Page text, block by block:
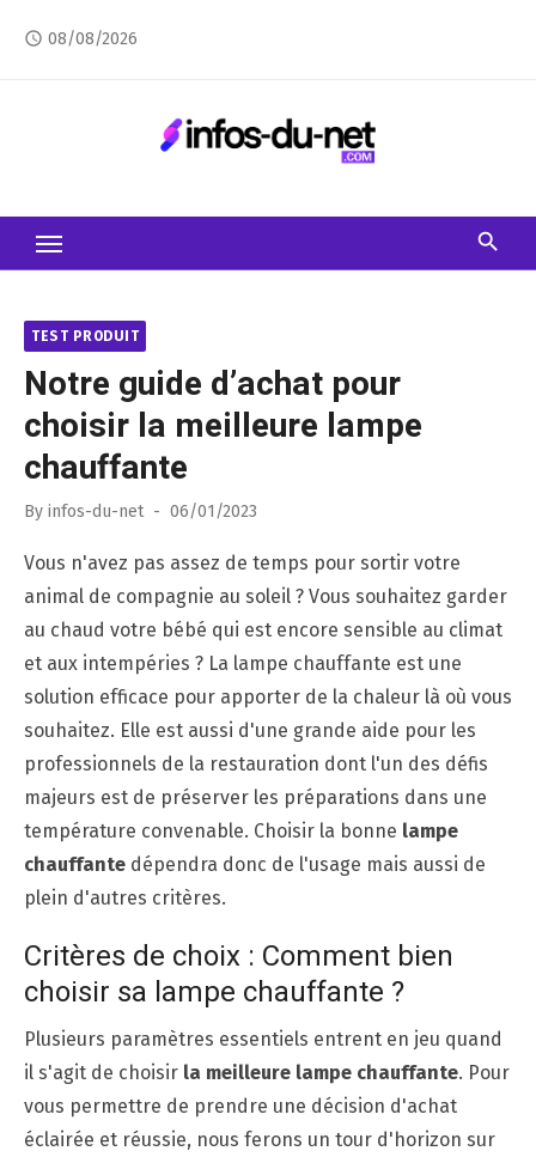
access_time 08/08/2026
TEST PRODUIT
Notre guide d’achat pour
choisir la meilleure lampe
chauffante
By infos-du-net
Posted
06/01/2023
Vous n'avez pas assez de temps pour sortir votre
animal de compagnie au soleil ? Vous souhaitez garder
au chaud votre bébé qui est encore sensible au climat
et aux intempéries ? La lampe chauffante est une
solution efficace pour apporter de la chaleur là où vous
souhaitez. Elle est aussi d'une grande aide pour les
professionnels de la restauration dont l'un des défis
majeurs est de préserver les préparations dans une
température convenable. Choisir la bonne lampe
chauffante dépendra donc de l'usage mais aussi de
plein d'autres critères.
Critères de choix : Comment bien
choisir sa lampe chauffante ?
Plusieurs paramètres essentiels entrent en jeu quand
il s'agit de choisir la meilleure lampe chauffante. Pour
vous permettre de prendre une décision d'achat
éclairée et réussie, nous ferons un tour d'horizon sur